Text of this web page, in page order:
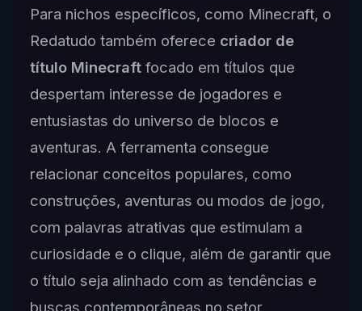
Para nichos específicos, como Minecraft, o
Redatudo também oferece criador de
título Minecraftfocado em títulos que
despertam interesse de jogadores e
entusiastas do universo de blocos e
aventuras. A ferramenta consegue
relacionar conceitos populares, como
construções, aventuras ou modos de jogo,
com palavras atrativas que estimulam a
curiosidade e o clique, além de garantir que
o título seja alinhado com as tendências e
buscas contemporâneas no setor.